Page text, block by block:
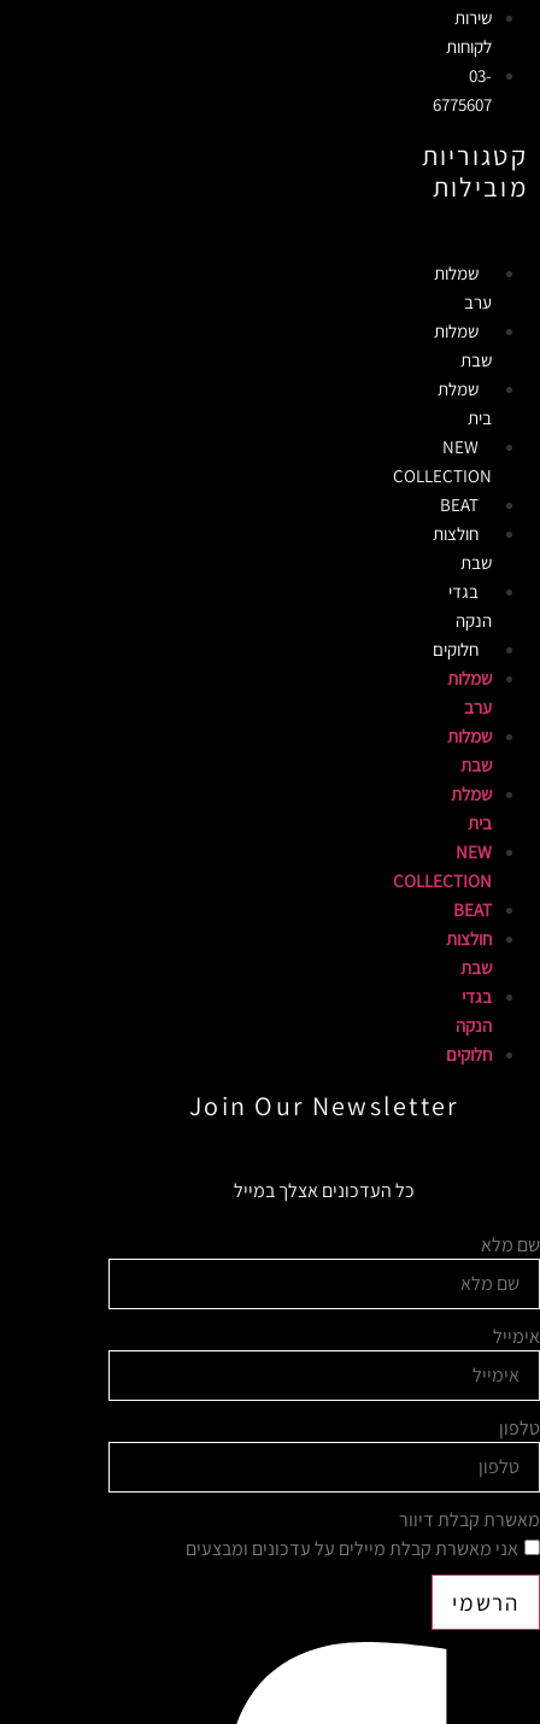
שירות
לקוחות
03-
6775607
קטגוריות
מובילות
שמלות
ערב
שמלות
שבת
שמלת
בית
NEW
COLLECTION
BEAT
חולצות
שבת
בגדי
הנקה
חלוקים
שמלות
ערב
שמלות
שבת
שמלת
בית
NEW
COLLECTION
BEAT
חולצות
שבת
בגדי
הנקה
חלוקים
Join Our Newsletter​
כל העדכונים אצלך במייל
שם מלא
אימייל
טלפון
מאשרת קבלת דיוור
אני מאשרת קבלת מיילים על עדכונים ומבצעים
הרשמי